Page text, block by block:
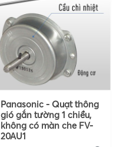
Panasonic - Quạt thông
gió gắn tường 1 chiều,
không có màn che FV-
20AU1